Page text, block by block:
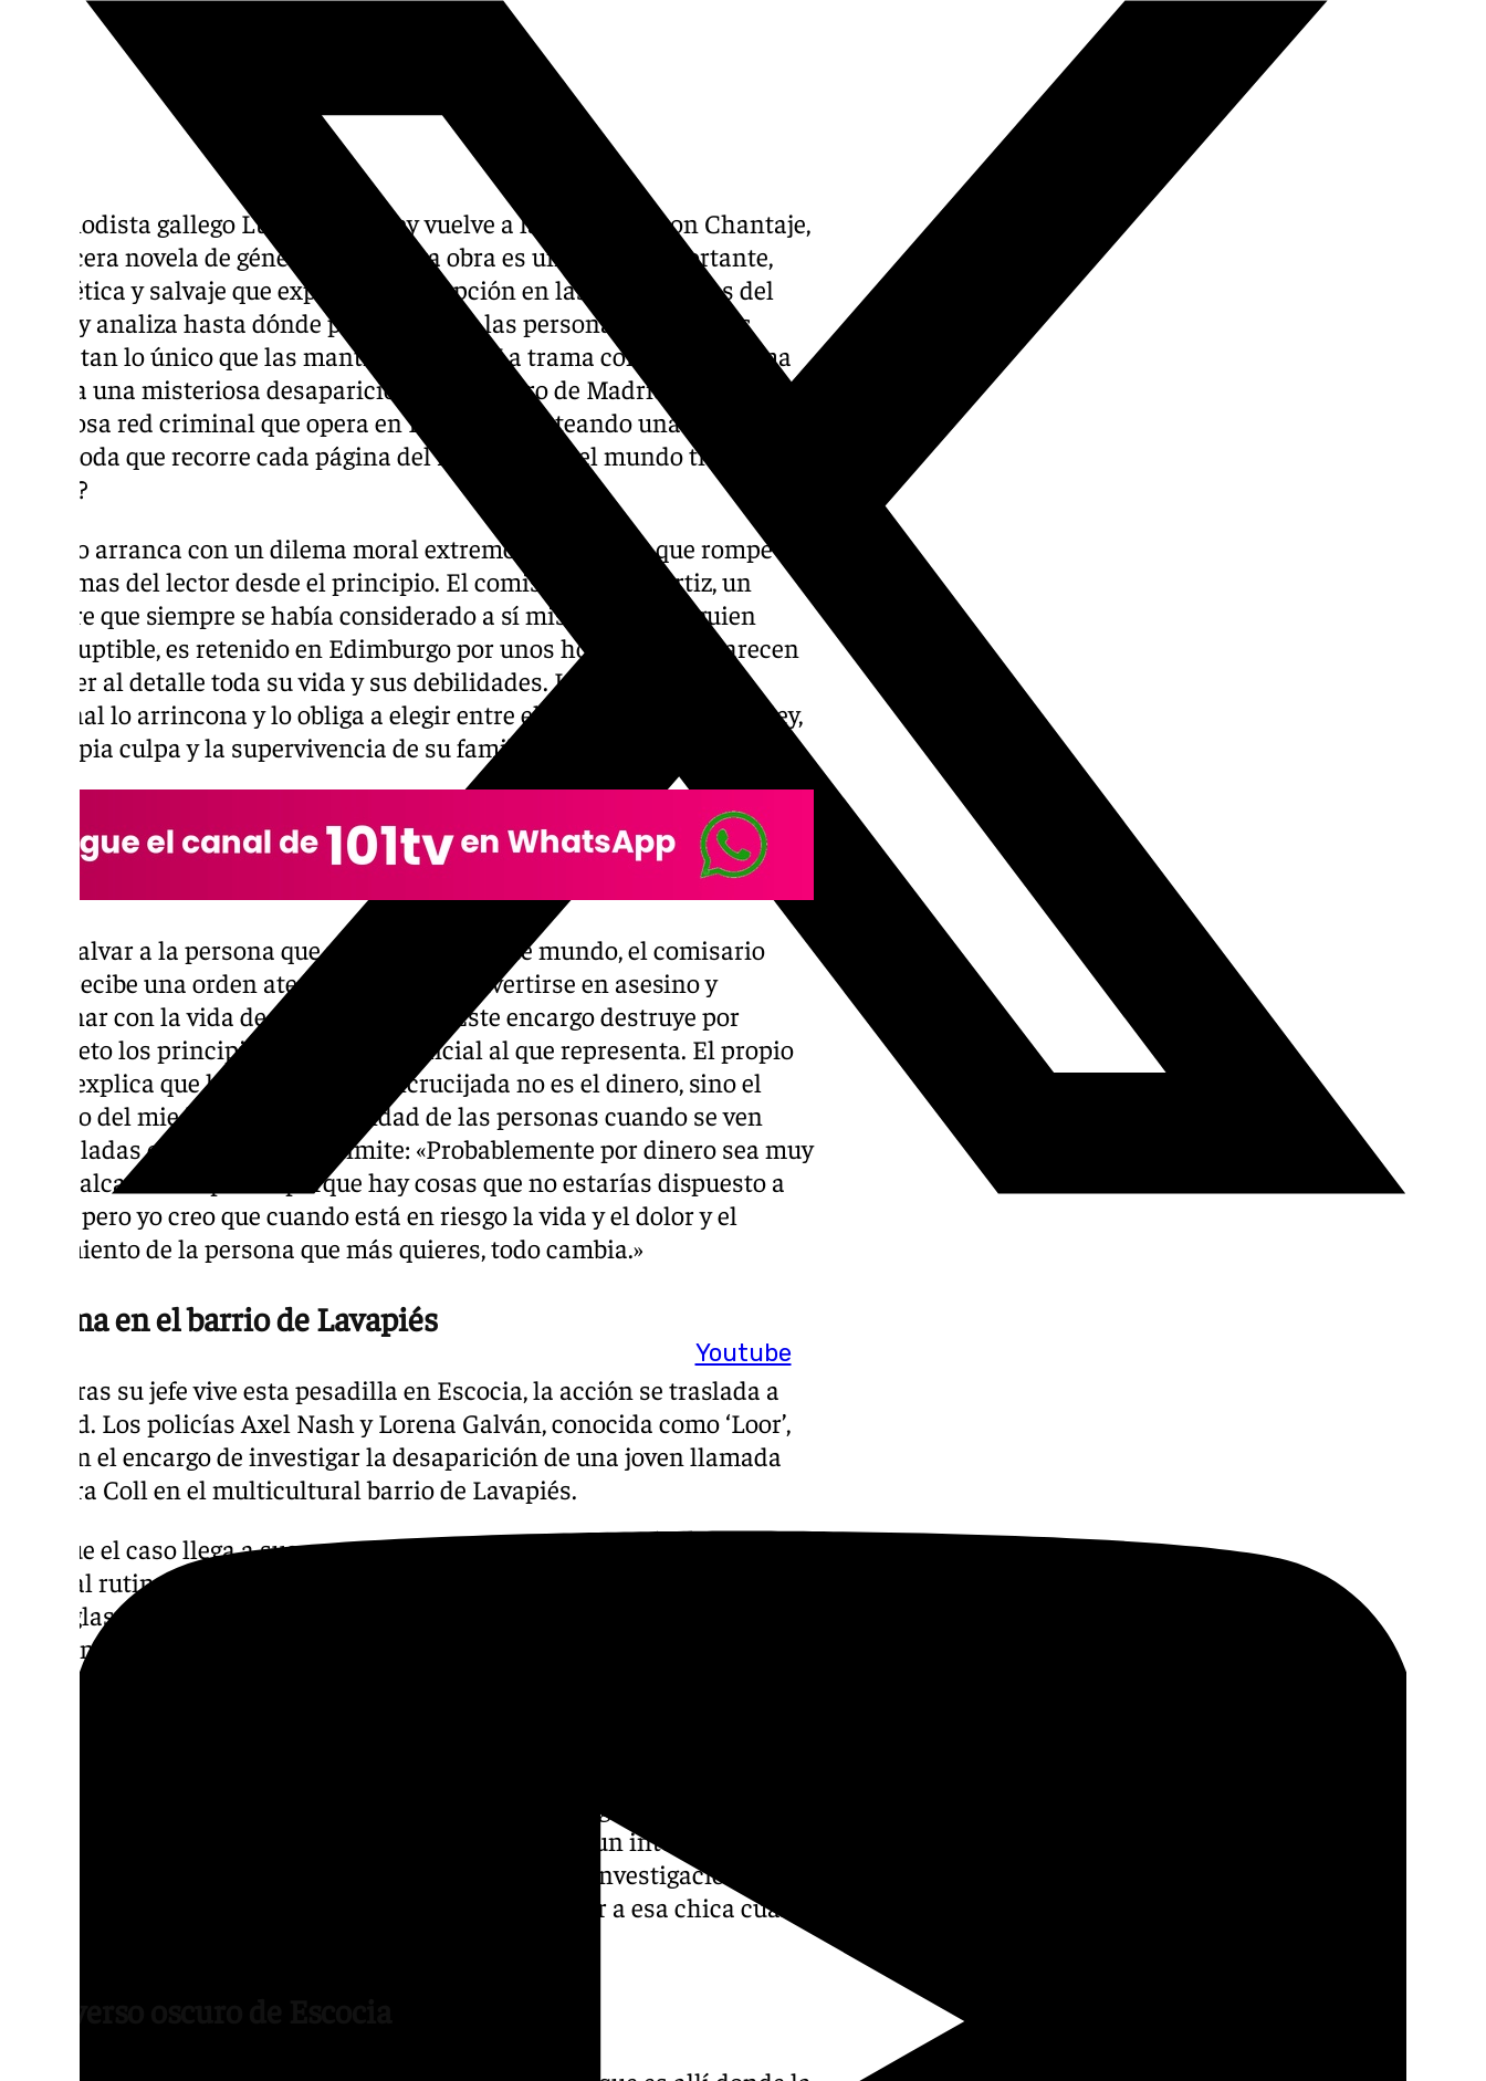
Youtube
El periodista gallego Luis García-Rey vuelve a las librerías con Chantaje,
su tercera novela de género negro. Esta obra es una historia cortante,
magnética y salvaje que explora la corrupción en las altas esferas del
poder y analiza hasta dónde pueden llegar las personas cuando les
arrebatan lo único que las mantiene en pie. La trama conecta de forma
directa una misteriosa desaparición en el centro de Madrid con una
peligrosa red criminal que opera en Escocia, planteando una pregunta
incómoda que recorre cada página del relato: ¿todo el mundo tiene un
precio?
El libro arranca con un dilema moral extremo y asfixiante que rompe los
esquemas del lector desde el principio. El comisario Jorge Ortiz, un
hombre que siempre se había considerado a sí mismo como alguien
incorruptible, es retenido en Edimburgo por unos hombres que parecen
conocer al detalle toda su vida y sus debilidades. La organización
criminal lo arrincona y lo obliga a elegir entre el cumplimiento de la ley,
su propia culpa y la supervivencia de su familia.
Para salvar a la persona que más quiere en este mundo, el comisario
Ortiz recibe una orden aterradora: debe convertirse en asesino y
terminar con la vida de tres criminales. Este encargo destruye por
completo los principios del cuerpo policial al que representa. El propio
autor explica que la clave de esta encrucijada no es el dinero, sino el
manejo del miedo y la vulnerabilidad de las personas cuando se ven
acorraladas en una situación límite: «Probablemente por dinero sea muy
difícil alcanzar tu precio porque hay cosas que no estarías dispuesto a
hacer, pero yo creo que cuando está en riesgo la vida y el dolor y el
sufrimiento de la persona que más quieres, todo cambia.»
Alarma en el barrio de Lavapiés
Mientras su jefe vive esta pesadilla en Escocia, la acción se traslada a
Madrid. Los policías Axel Nash y Lorena Galván, conocida como ‘Loor’,
reciben el encargo de investigar la desaparición de una joven llamada
Bárbara Coll en el multicultural barrio de Lavapiés.
Aunque el caso llega a sus manos con la apariencia de una investigación
policial rutinaria, los dos agentes —que tienen por costumbre no seguir
las reglas establecidas— no tardan en darse cuenta de que se enfrentan
a algo mucho más grande y peligroso.
políticos próximos al gobierno. Estas autoridades exigen dar prioridad
absoluta a la búsqueda de la joven, lo que demuestra un interés
desmesurado y oscuro por controlar cada paso de la investigación y
adelantarse a cualquier filtración. «Hay que encontrar a esa chica cuanto